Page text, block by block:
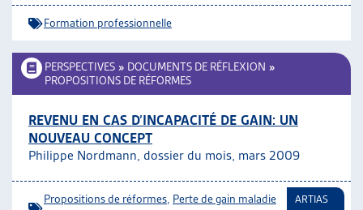
Formation professionnelle
PERSPECTIVES » DOCUMENTS DE RÉFLEXION »
PROPOSITIONS DE RÉFORMES
REVENU EN CAS D’INCAPACITÉ DE GAIN: UN
NOUVEAU CONCEPT
Philippe Nordmann, dossier du mois, mars 2009
Propositions de réformes Perte de gain maladie
ARTIAS